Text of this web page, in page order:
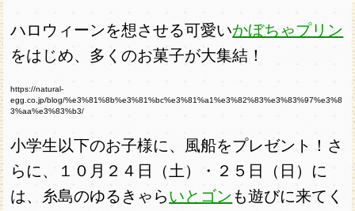
ハロウィーンを想させる可愛いかぼちゃプリン
をはじめ、多くのお菓子が大集結！
https://natural-
egg.co.jp/blog/%e3%81%8b%e3%81%bc%e3%81%a1%e3%82%83%e3%83%97%e3%8
3%aa%e3%83%b3/
小学生以下のお子様に、風船をプレゼント！さ
らに、１０月２４日（土）・２５日（日）に
は、糸島のゆるきゃらいとゴンも遊びに来てく